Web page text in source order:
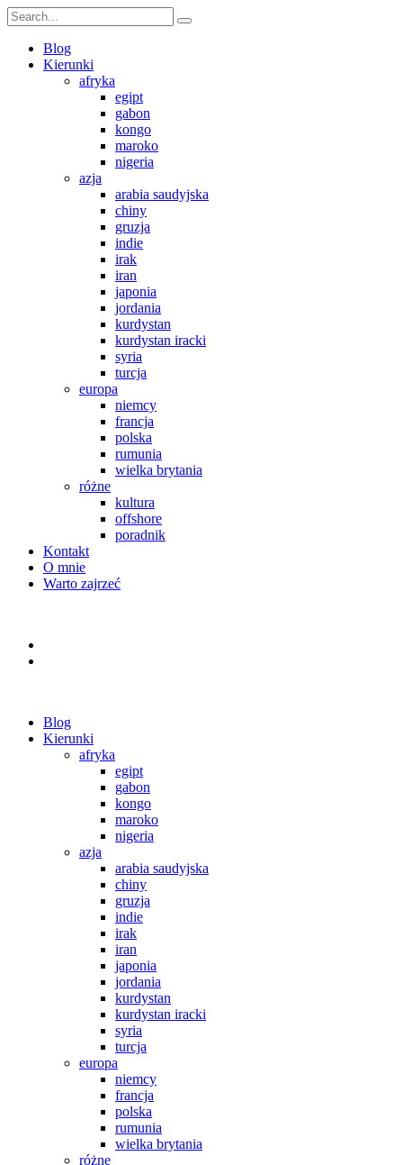
Blog
Kierunki
afryka
egipt
gabon
kongo
maroko
nigeria
azja
arabia saudyjska
chiny
gruzja
indie
irak
iran
japonia
jordania
kurdystan
kurdystan iracki
syria
turcja
europa
niemcy
francja
polska
rumunia
wielka brytania
różne
kultura
offshore
poradnik
Kontakt
O mnie
Warto zajrzeć
Blog
Kierunki
afryka
egipt
gabon
kongo
maroko
nigeria
azja
arabia saudyjska
chiny
gruzja
indie
irak
iran
japonia
jordania
kurdystan
kurdystan iracki
syria
turcja
europa
niemcy
francja
polska
rumunia
wielka brytania
różne